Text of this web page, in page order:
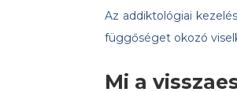
Az addiktológiai
függőséget okozó
Mi a